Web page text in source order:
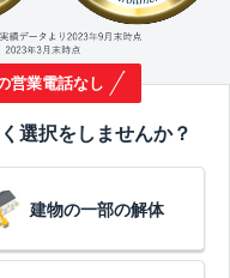
営業電話なし
選択をしませんか？
建物の一部の解体